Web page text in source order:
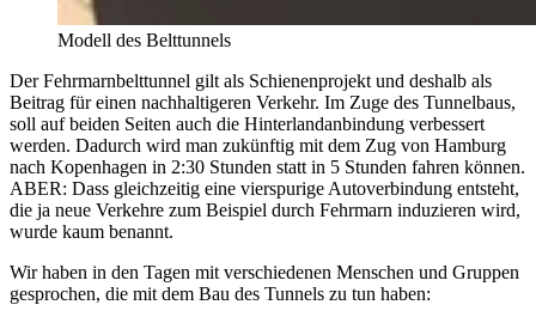
Modell des Belttunnels
Der Fehrmarnbelttunnel gilt als Schienenprojekt und deshalb als
Beitrag für einen nachhaltigeren Verkehr. Im Zuge des Tunnelbaus,
soll auf beiden Seiten auch die Hinterlandanbindung verbessert
werden. Dadurch wird man zukünftig mit dem Zug von Hamburg
nach Kopenhagen in 2:30 Stunden statt in 5 Stunden fahren können.
ABER: Dass gleichzeitig eine vierspurige Autoverbindung entsteht,
die ja neue Verkehre zum Beispiel durch Fehrmarn induzieren wird,
wurde kaum benannt.
Wir haben in den Tagen mit verschiedenen Menschen und Gruppen
gesprochen, die mit dem Bau des Tunnels zu tun haben: